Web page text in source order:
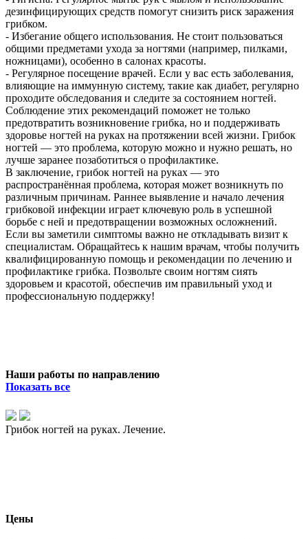
дезинфицирующих средств помогут снизить риск заражения
грибком.
- Избегание общего использования. Не стоит пользоваться
общими предметами ухода за ногтями (например, пилками,
ножницами), особенно в салонах красоты.
- Регулярное посещение врачей. Если у вас есть заболевания,
влияющие на иммунную систему, такие как диабет, регулярно
проходите обследования и следите за состоянием ногтей.
Соблюдение этих рекомендаций поможет не только
предотвратить возникновение грибка, но и поддерживать
здоровье ногтей на руках на протяжении всей жизни. Грибок
ногтей — это проблема, которую можно и нужно решать, но
лучше заранее позаботиться о профилактике.
В заключение, грибок ногтей на руках — это
распространённая проблема, которая может возникнуть по
различным причинам. Раннее выявление и начало лечения
грибковой инфекции играет ключевую роль в успешной
борьбе с ней и предотвращении возможных осложнений.
Если вы заметили симптомы важно не откладывать визит к
специалистам. Обращайтесь к нашим врачам, чтобы получить
квалифицированную помощь и рекомендации по лечению и
профилактике грибка. Позвольте своим ногтям сиять
здоровьем и красотой, обеспечив им правильный уход и
профессиональную поддержку!
Наши работы по направлению
Показать все
Грибок ногтей на руках. Лечение.
Цены